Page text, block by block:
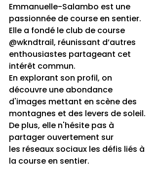
Emmanuelle-Salambo est une
passionnée de course en sentier.
Elle a fondé le club de course
@wkndtrail, réunissant d’autres
enthousiastes partageant cet
intérêt commun.
En explorant son profil, on
découvre une abondance
d'images mettant en scène des
montagnes et des levers de soleil.
De plus, elle n'hésite pas à
partager ouvertement sur
les réseaux sociaux les défis liés à
la course en sentier.